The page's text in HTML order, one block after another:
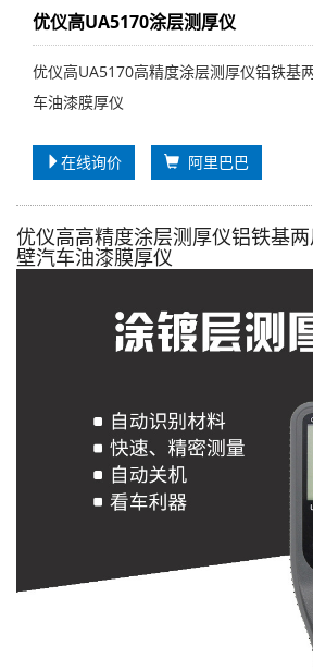
优仪高UA5170涂层测厚仪
优仪高UA5170高精度涂层测厚仪铝铁基
车油漆膜厚仪
在线询价 阿里巴巴
优仪高高精度涂层测厚仪铝铁基
壁汽车油漆膜厚仪